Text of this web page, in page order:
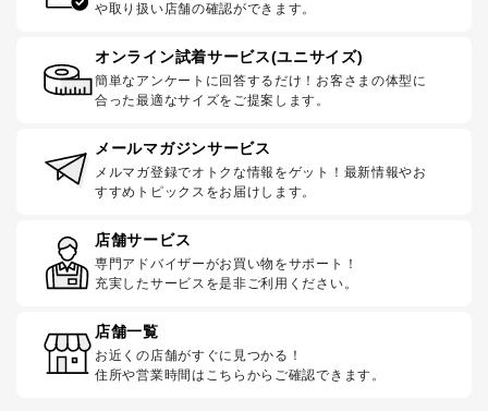
や取り扱い店舗の確認ができます。
オンライン試着サービス(ユニサイズ)
簡単なアンケートに回答するだけ！お客さまの体型に
合った最適なサイズをご提案します。
メールマガジンサービス
メルマガ登録でオトクな情報をゲット！最新情報やお
すすめトピックスをお届けします。
店舗サービス
専門アドバイザーがお買い物をサポート！
充実したサービスを是非ご利用ください。
店舗一覧
お近くの店舗がすぐに見つかる！
住所や営業時間はこちらからご確認できます。